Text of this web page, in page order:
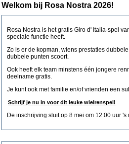
Welkom bij Rosa Nostra 2026!
Rosa Nostra is het gratis Giro d' Italia-spel
speciale functie heeft.
Zo is er de kopman, wiens prestaties
dubbele punten scoort.
Ook heeft elk team minstens één jongere
deelname gratis.
Je kunt ook met familie en/of vrienden een
Schrijf je nu in voor dit leuke wielrenspel!
De inschrijving sluit op 8 mei om 12:00 uur 's